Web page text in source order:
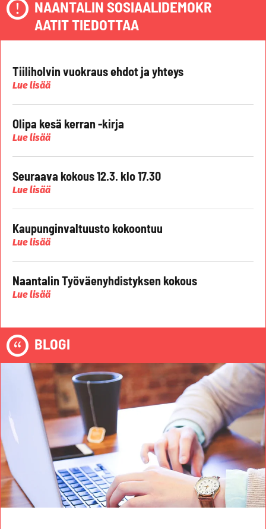
NAANTALIN SOSIAALIDEMOKR
AATIT TIEDOTTAA
Tiiliholvin vuokraus ehdot ja yhteys
Lue lisää
Olipa kesä kerran -kirja
Lue lisää
Seuraava kokous 12.3. klo 17.30
Lue lisää
Kaupunginvaltuusto kokoontuu
Lue lisää
Naantalin Työväenyhdistyksen kokous
Lue lisää
BLOGI